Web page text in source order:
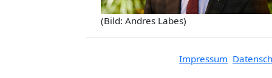
(Bild: Andres Labes)
Impressum